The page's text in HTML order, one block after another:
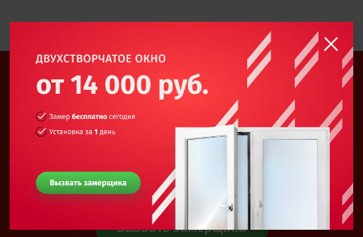
Выполним заказ по
вашим размерам!
Мы можем изготовить рольставни и
подобрать вариант монтажа
Вызвать замерщика